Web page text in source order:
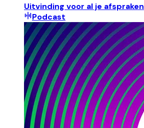
Uitvinding voor al je afspraken
Podcast